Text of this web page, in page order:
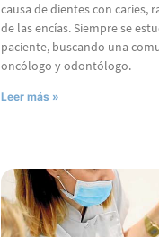
causa de dientes con caries,
de las encías. Siempre se
paciente, buscando una
oncólogo y odontólogo.
Leer más »